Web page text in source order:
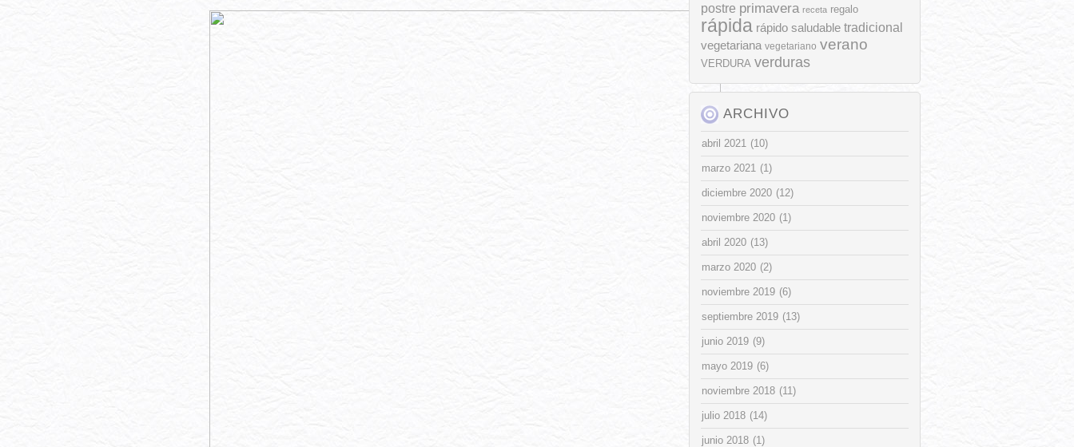
postre primavera receta regalo
rápida rápido saludable tradicional
vegetariana vegetariano verano
VERDURA verduras
ARCHIVO
abril 2021 (10)
marzo 2021 (1)
diciembre 2020 (12)
noviembre 2020 (1)
abril 2020 (13)
marzo 2020 (2)
noviembre 2019 (6)
septiembre 2019 (13)
junio 2019 (9)
mayo 2019 (6)
noviembre 2018 (11)
julio 2018 (14)
junio 2018 (1)